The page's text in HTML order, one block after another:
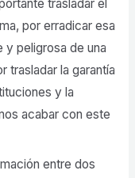
trasladar el
por erradicar esa
y peligrosa de una
trasladar la garantía
y la
acabar con este
entre dos